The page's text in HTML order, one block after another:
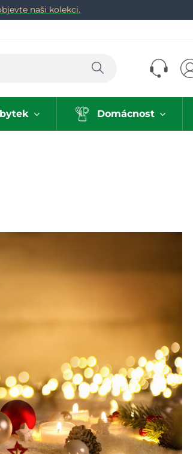
naši kolekci.
Hledat
Domácnost